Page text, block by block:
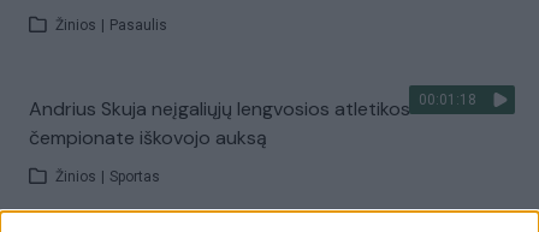
Žinios Pasaulis
00:01:18
Andrius Skuja neįgaliųjų lengvosios atletikos
čempionate iškovojo auksą
Žinios Sportas